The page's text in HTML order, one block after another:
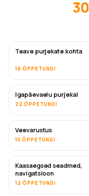
30
Teave purjekate kohta
16 ÕPPETUNDI
Igapäevaelu purjekal
22 ÕPPETUNDI
Veevarustus
15 ÕPPETUNDI
Kaasaegsed seadmed,
navigatsioon
12 ÕPPETUNDI